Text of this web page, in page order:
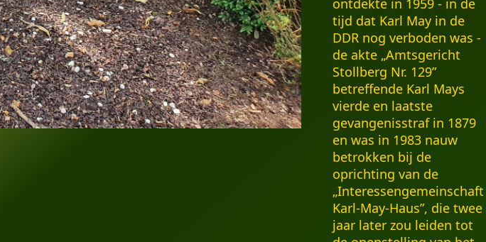
ontdekte in 1959 - in de
tijd dat Karl May in de
DDR nog verboden was -
de akte „Amtsgericht
Stollberg Nr. 129”
betreffende Karl Mays
vierde en laatste
gevangenisstraf in 1879
en was in 1983 nauw
betrokken bij de
oprichting van de
„Interessengemeinschaft
Karl-May-Haus”, die twee
jaar later zou leiden tot